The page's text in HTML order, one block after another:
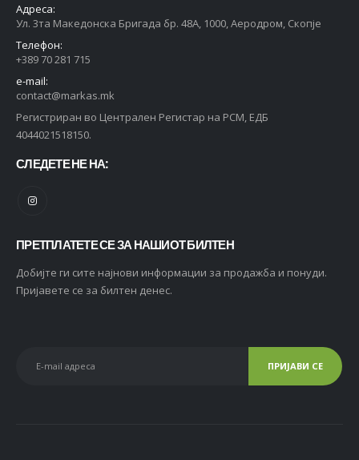
Адреса:
Ул. 3та Македонска Бригада бр. 48А, 1000, Аеродром, Скопје
Телефон:
+389 70 281 715
e-mail:
contact@markas.mk
Регистриран во Централен Регистар на РСМ, ЕДБ
4044021518150.
СЛЕДЕТЕ НЕ НА:
ПРЕТПЛАТЕТЕ СЕ ЗА НАШИОТ БИЛТЕН
Добијте ги сите најнови информации за продажба и понуди.
Пријавете се за билтен денес.